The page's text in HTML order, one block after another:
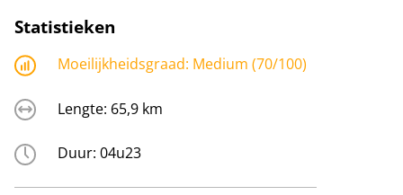
Statistieken
Moeilijkheidsgraad: Medium (70/100)
Lengte: 65,9 km
Duur: 04u23